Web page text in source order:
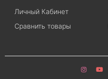
Личный Кабинет
Сравнить товары